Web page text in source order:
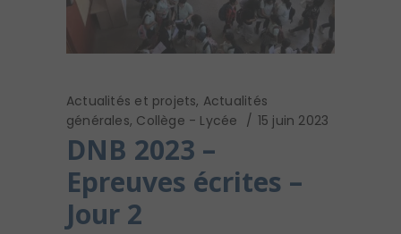
Actualités et projets, Actualités
générales, Collège - Lycée 15 juin 2023
DNB 2023 –
Epreuves écrites –
Jour 2